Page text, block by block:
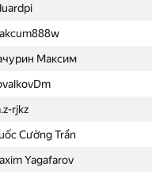
Максим
rjkz
Cường Trần
Yagafarov
Ranjan